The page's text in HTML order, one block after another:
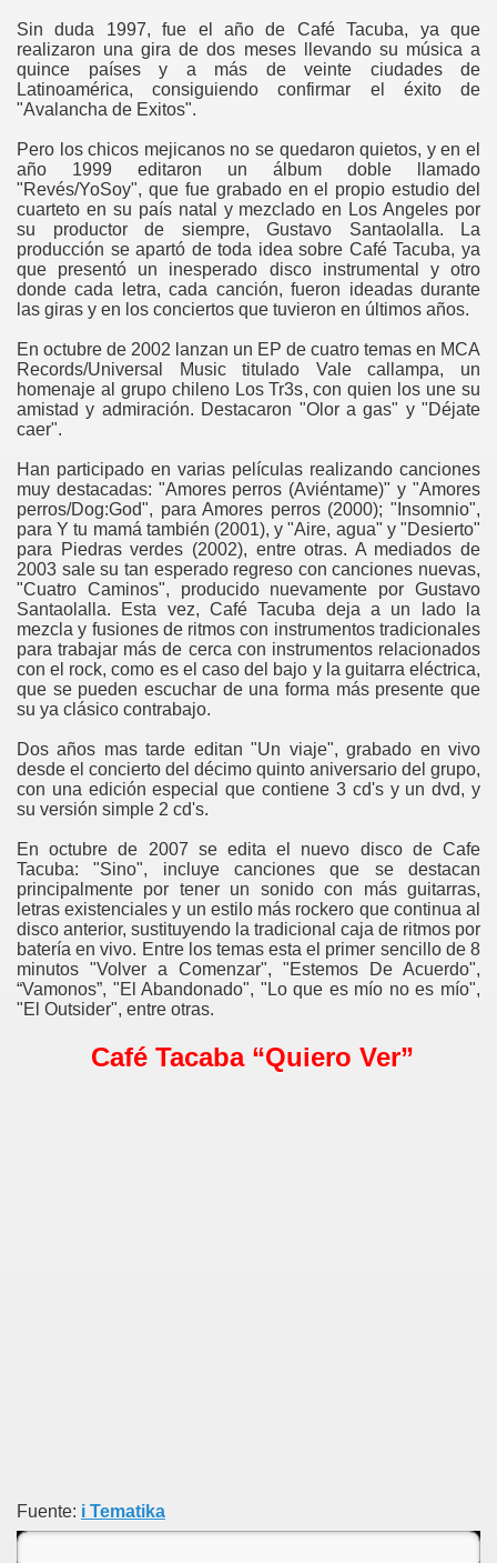
Sin duda 1997, fue el año de Café Tacuba, ya que
realizaron una gira de dos meses llevando su música a
quince países y a más de veinte ciudades de
Latinoamérica, consiguiendo confirmar el éxito de
"Avalancha de Exitos".
Pero los chicos mejicanos no se quedaron quietos, y en el
año 1999 editaron un álbum doble llamado
"Revés/YoSoy", que fue grabado en el propio estudio del
cuarteto en su país natal y mezclado en Los Angeles por
su productor de siempre, Gustavo Santaolalla. La
producción se apartó de toda idea sobre Café Tacuba, ya
que presentó un inesperado disco instrumental y otro
donde cada letra, cada canción, fueron ideadas durante
las giras y en los conciertos que tuvieron en últimos años.
En octubre de 2002 lanzan un EP de cuatro temas en MCA
Records/Universal Music titulado Vale callampa, un
homenaje al grupo chileno Los Tr3s, con quien los une su
amistad y admiración. Destacaron "Olor a gas" y "Déjate
caer".
Han participado en varias películas realizando canciones
muy destacadas: "Amores perros (Aviéntame)" y "Amores
perros/Dog:God", para Amores perros (2000); "Insomnio",
para Y tu mamá también (2001), y "Aire, agua" y "Desierto"
para Piedras verdes (2002), entre otras. A mediados de
2003 sale su tan esperado regreso con canciones nuevas,
"Cuatro Caminos", producido nuevamente por Gustavo
Santaolalla. Esta vez, Café Tacuba deja a un lado la
mezcla y fusiones de ritmos con instrumentos tradicionales
para trabajar más de cerca con instrumentos relacionados
con el rock, como es el caso del bajo y la guitarra eléctrica,
que se pueden escuchar de una forma más presente que
su ya clásico contrabajo.
Dos años mas tarde editan "Un viaje", grabado en vivo
desde el concierto del décimo quinto aniversario del grupo,
con una edición especial que contiene 3 cd's y un dvd, y
su versión simple 2 cd's.
En octubre de 2007 se edita el nuevo disco de Cafe
Tacuba: "Sino", incluye canciones que se destacan
principalmente por tener un sonido con más guitarras,
letras existenciales y un estilo más rockero que continua al
disco anterior, sustituyendo la tradicional caja de ritmos por
batería en vivo. Entre los temas esta el primer sencillo de 8
minutos "Volver a Comenzar", "Estemos De Acuerdo",
“Vamonos”, "El Abandonado", "Lo que es mío no es mío",
"El Outsider", entre otras.
Café Tacaba “Quiero Ver”
Fuente: i Tematika